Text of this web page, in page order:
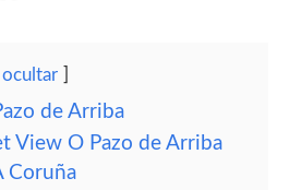
ocultar
de Arriba
View O Pazo de Arriba
Coruña